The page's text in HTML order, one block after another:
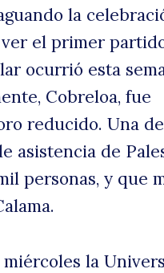
la
el primer
ocurrió esta
Cobreloa, fue
reducido. Una
asistencia de
personas, y que
la